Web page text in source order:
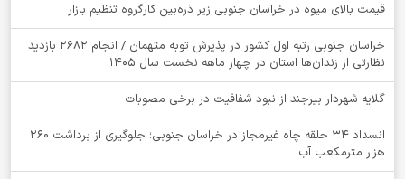
قیمت بالای میوه در خراسان جنوبی زیر ذره‌بین کارگروه تنظیم بازار
خراسان جنوبی رتبه اول کشور در پذیرش توبه متهمان / انجام ۲۶۸۲ بازدید
نظارتی از زندان‌ها استان در چهار ماهه نخست سال 1405
گلایه شهردار بیرجند از نبود شفافیت در برخی مصوبات
انسداد ۳۴ حلقه چاه غیرمجاز در خراسان جنوبی؛ جلوگیری از برداشت ۲۶۰
هزار مترمکعب آب